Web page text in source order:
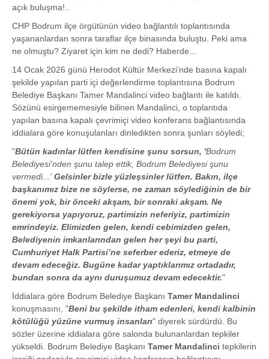
açık buluşma!..
CHP Bodrum ilçe örgütünün video bağlantılı toplantısında
yaşananlardan sonra taraflar ilçe binasında buluştu. Peki ama
ne olmuştu? Ziyaret için kim ne dedi? Haberde...
14 Ocak 2026 günü Herodot Kültür Merkezi’nde basına kapalı
şekilde yapılan parti içi değerlendirme toplantısına Bodrum
Belediye Başkanı Tamer Mandalinci video bağlantı ile katıldı.
Sözünü esirgememesiyle bilinen Mandalinci, o toplantıda
yapılan basına kapalı çevrimiçi video konferans bağlantısında
iddialara göre konuşulanları dinledikten sonra şunları söyledi;
"Bütün kadınlar lütfen kendisine şunu sorsun, 'Bodrum
Belediyesi’nden şunu talep ettik, Bodrum Belediyesi şunu
vermedi...' Gelsinler bizle yüzleşsinler lütfen. Bakın, ilçe
başkanımız bize ne söylerse, ne zaman söylediğinin de bir
önemi yok, bir önceki akşam, bir sonraki akşam. Ne
gerekiyorsa yapıyoruz, partimizin neferiyiz, partimizin
emrindeyiz. Elimizden gelen, kendi cebimizden gelen,
Belediyenin imkanlarından gelen her şeyi bu parti,
Cumhuriyet Halk Partisi’ne seferber ederiz, etmeye de
devam edeceğiz. Bugüne kadar yaptıklarımız ortadadır,
bundan sonra da aynı duruşumuz devam edecektir."
İddialara göre Bodrum Belediye Başkanı Tamer Mandalinci
konuşmasını, "Beni bu şekilde itham edenleri, kendi kalbinin
kötülüğü yüzüne vurmuş insanları" diyerek sürdürdü. Bu
sözler üzerine iddialara göre salonda bulunanlardan tepkiler
yükseldi. Bodrum Belediye Başkanı Tamer Mandalinci tepkilerin